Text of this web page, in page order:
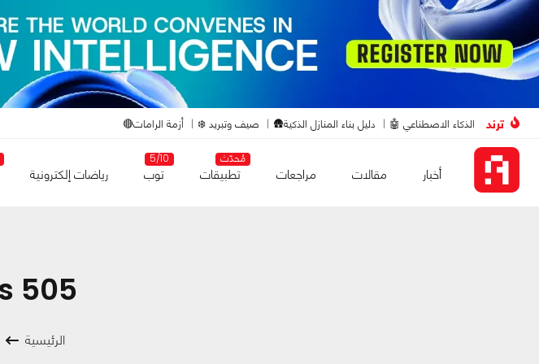
ترند الذكاء الاصطناعي 🤖 دليل بناء المنازل الذكية🛖 صيف وتبريد ❄️ أزمة الرامات🔴
أخبار مقالات مراجعات
مُحدّث
تطبيقات
5/10
توب رياضات إلكترونية
505 Games
الرئيسية